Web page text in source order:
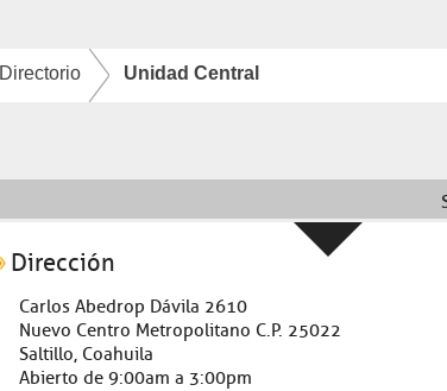
Directorio Unidad Central
Dirección
Carlos Abedrop Dávila 2610
Nuevo Centro Metropolitano C.P. 25022
Saltillo, Coahuila
Abierto de 9:00am a 3:00pm